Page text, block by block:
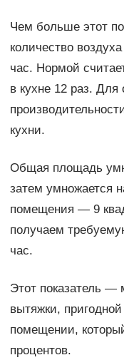
Чем больше этот
количество
час. Нормой
в кухне 12 раз.
кухни.
Общая площадь
затем умножается
помещения — 9
получаем
час.
Этот показатель
вытяжки,
помещении,
процентов.